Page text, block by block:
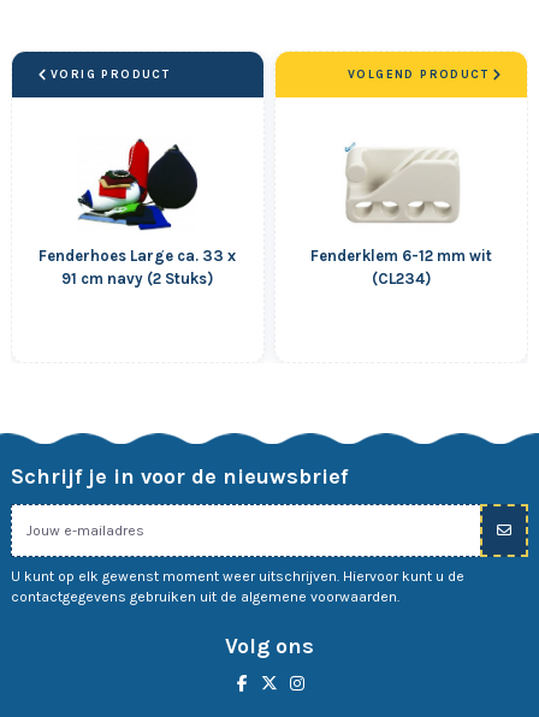
VORIG PRODUCT
Fenderhoes Large ca. 33 x
91 cm navy (2 Stuks)
Fenderklem 6-12 mm wit
(CL234)
VOLGEND PRODUCT
Schrijf je in voor de nieuwsbrief
U kunt op elk gewenst moment weer uitschrijven. Hiervoor kunt u de
contactgegevens gebruiken uit de algemene voorwaarden.
Volg ons